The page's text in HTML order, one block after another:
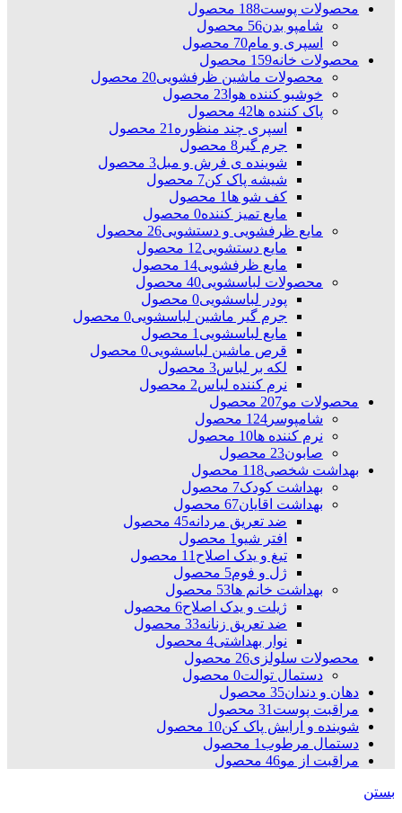
محصولات پوست188 محصول
شامپو بدن56 محصول
اسپری و مام70 محصول
محصولات خانه159 محصول
محصولات ماشین ظرفشویی20 محصول
خوشبو کننده هوا 23 محصول
پاک کننده ها42 محصول
اسپری چند منظوره21 محصول
جرم گیر 8 محصول
شوینده ی فرش و مبل3 محصول
شیشه پاک کن7 محصول
کف شو ها1 محصول
مایع تمیز کننده0 محصول
مایع ظرفشویی و دستشویی26 محصول
مایع دستشویی12 محصول
مایع ظرفشویی14 محصول
محصولات لباسشویی40 محصول
پودر لباسشویی0 محصول
جرم گیر ماشین لباسشویی0 محصول
مایع لباسشویی1 محصول
قرص ماشین لباسشویی0 محصول
لکه بر لباس3 محصول
نرم کننده لباس2 محصول
محصولات مو207 محصول
شامپوسر 124 محصول
نرم کننده ها10 محصول
صابون23 محصول
بهداشت شخصی118 محصول
بهداشت کودک7 محصول
بهداشت اقایان67 محصول
ضد تعریق مردانه45 محصول
افتر شیو1 محصول
تیغ و یدک اصلاح11 محصول
ژل و فوم5 محصول
بهداشت خانم ها53 محصول
ژیلت و یدک اصلاح6 محصول
ضد تعریق زنانه33 محصول
نوار بهداشتی4 محصول
محصولات سلولزی26 محصول
دستمال توالت0 محصول
دهان و دندان35 محصول
مراقبت پوست31 محصول
شوینده و ارایش پاک کن10 محصول
دستمال مرطوب1 محصول
مراقبت از مو46 محصول
بستن